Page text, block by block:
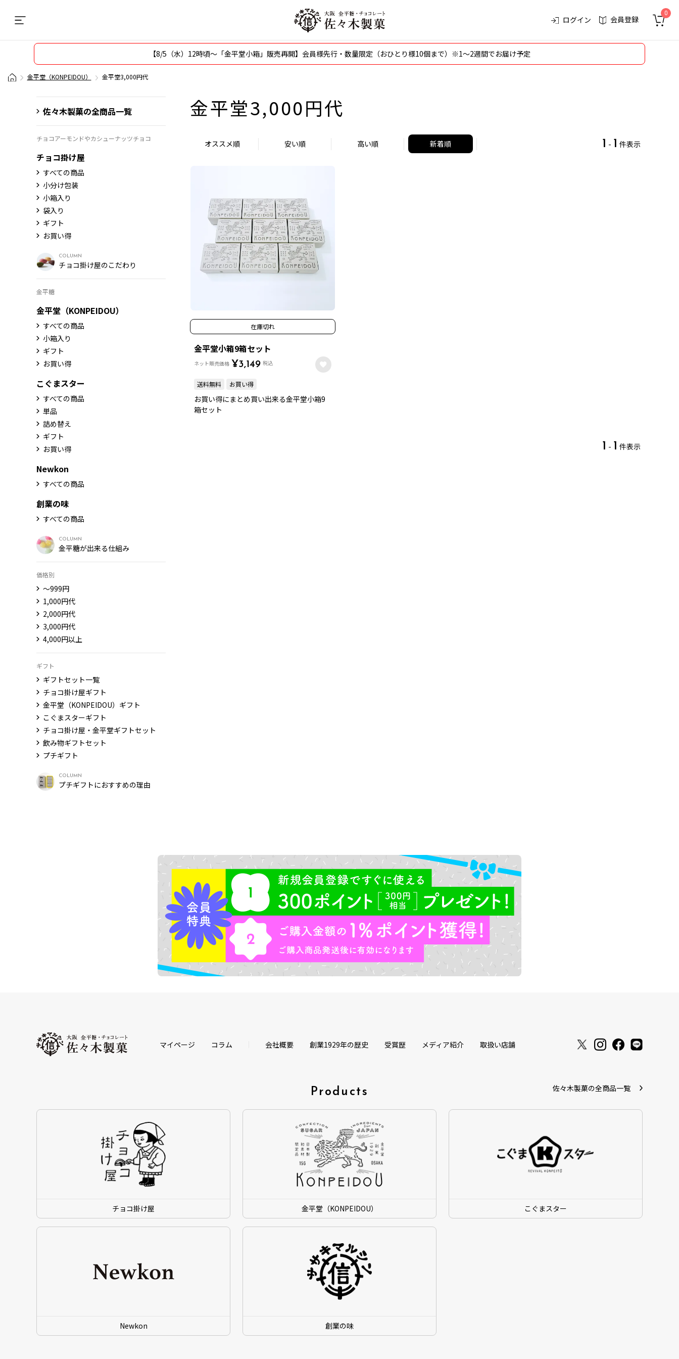
0
会員登録
ログイン
【8/5（水）12時頃〜「金平堂小箱」販売再開】会員様先行・数量限定（おひとり様10個まで）※1～2週間でお届け予定
金平堂（KONPEIDOU） 金平堂3,000円代
金平堂3,000円代
オススメ順 安い順 高い順 新着順 1 - 1 件表示
在庫切れ
金平堂小箱9箱セット
ネット販売価格 ¥3,149 税込
送料無料 お買い得
お買い得にまとめ買い出来る金平堂小箱9
箱セット
1 - 1 件表示
佐々木製菓の全商品一覧
チョコアーモンドやカシューナッツチョコ
チョコ掛け屋
すべての商品
小分け包装
小箱入り
袋入り
ギフト
お買い得
COLUMN
チョコ掛け屋のこだわり
金平糖
金平堂（KONPEIDOU）
すべての商品
小箱入り
ギフト
お買い得
こぐまスター
すべての商品
単品
詰め替え
ギフト
お買い得
Newkon
すべての商品
創業の味
すべての商品
COLUMN
金平糖が出来る仕組み
価格別
〜999円
1,000円代
2,000円代
3,000円代
4,000円以上
ギフト
ギフトセット一覧
チョコ掛け屋ギフト
金平堂（KONPEIDOU）ギフト
こぐまスターギフト
チョコ掛け屋・金平堂ギフトセット
飲み物ギフトセット
プチギフト
COLUMN
プチギフトにおすすめの理由
マイページ コラム 会社概要 創業1929年の歴史 受賞歴 メディア紹介 取扱い店舗
Products 佐々木製菓の全商品一覧
チョコ掛け屋 金平堂（KONPEIDOU） こぐまスター
Newkon 創業の味